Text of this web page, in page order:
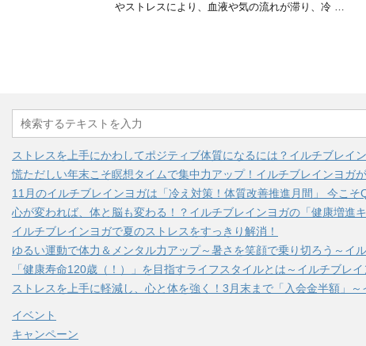
やストレスにより、血液や気の流れが滞り、冷 …
ストレスを上手にかわしてポジティブ体質になるには？イルチブレイ
慌ただしい年末こそ瞑想タイムで集中力アップ！イルチブレインヨガ
11月のイルチブレインヨガは「冷え対策！体質改善推進月間」 今こそ
心が変われば、体と脳も変わる！？イルチブレインヨガの「健康増進
イルチブレインヨガで夏のストレスをすっきり解消！
ゆるい運動で体力＆メンタル力アップ～暑さを笑顔で乗り切ろう～イ
「健康寿命120歳（！）」を目指すライフスタイルとは～イルチブレ
ストレスを上手に軽減し、心と体を強く！3月末まで「入会金半額」
イベント
キャンペーン